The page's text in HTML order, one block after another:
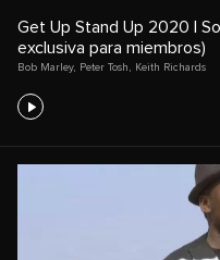
Get Up Stand Up 2020 |
exclusiva para miembros)
Bob Marley, Peter Tosh , Keith Richards